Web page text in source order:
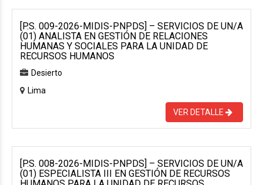
[P.S. 009-2026-MIDIS-PNPDS] – SERVICIOS DE UN/A
(01) ANALISTA EN GESTIÓN DE RELACIONES
HUMANAS Y SOCIALES PARA LA UNIDAD DE
RECURSOS HUMANOS
Desierto
Lima
VER DETALLE
[P.S. 008-2026-MIDIS-PNPDS] – SERVICIOS DE UN/A
(01) ESPECIALISTA III EN GESTIÓN DE RECURSOS